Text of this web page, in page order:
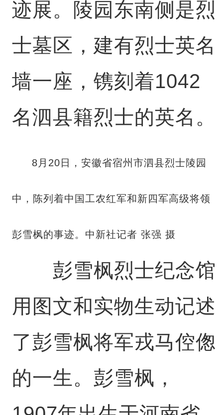
迹展。陵园东南侧是烈
士墓区，建有烈士英名
墙一座，镌刻着1042
名泗县籍烈士的英名。
8月20日，安徽省宿州市泗县烈士陵园
中，陈列着中国工农红军和新四军高级将领
彭雪枫的事迹。中新社记者 张强 摄
彭雪枫烈士纪念馆
用图文和实物生动记述
了彭雪枫将军戎马倥偬
的一生。彭雪枫，